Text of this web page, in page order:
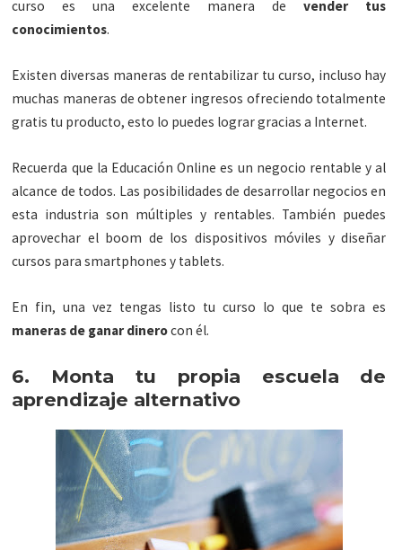
curso es una excelente manera devender tus
conocimientos.
Existen diversas maneras de rentabilizar tu curso, incluso hay
muchas maneras de obtener ingresos ofreciendo totalmente
gratis tu producto, esto lo puedes lograr gracias a Internet.
Recuerda que la Educación Online es un negocio rentable y al
alcance de todos. Las posibilidades de desarrollar negocios en
esta industria son múltiples y rentables. También puedes
aprovechar el boom de los dispositivos móviles y diseñar
cursos para smartphones y tablets.
En fin, una vez tengas listo tu curso lo que te sobra es
maneras de ganar dinerocon él.
6. Monta tu propia escuela de
aprendizaje alternativo